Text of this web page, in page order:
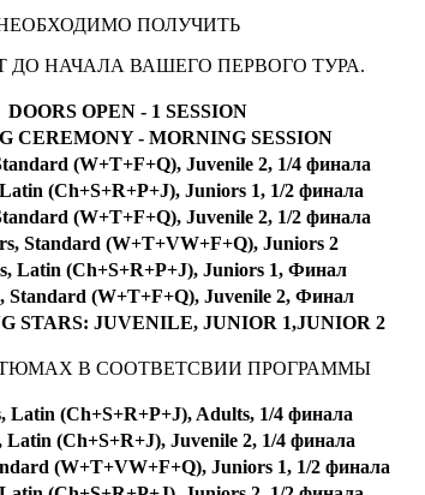
ПОЛУЧИТЬ
ДО НАЧАЛА ВАШЕГО ПЕРВОГО ТУРА.
DOORS OPEN - 1 SESSION
CEREMONY - MORNING SESSION
(W+T+F+Q), Juvenile 2, 1/4 финала
(Ch+S+R+P+J), Juniors 1, 1/2 финала
(W+T+F+Q), Juvenile 2, 1/2 финала
Standard (W+T+VW+F+Q), Juniors 2
Latin (Ch+S+R+P+J), Juniors 1, Финал
Standard (W+T+F+Q), Juvenile 2, Финал
STARS: JUVENILE, JUNIOR 1,JUNIOR 2
В СООТВЕТСВИИ ПРОГРАММЫ
Latin (Ch+S+R+P+J), Adults, 1/4 финала
Latin (Ch+S+R+J), Juvenile 2, 1/4 финала
(W+T+VW+F+Q), Juniors 1, 1/2 финала